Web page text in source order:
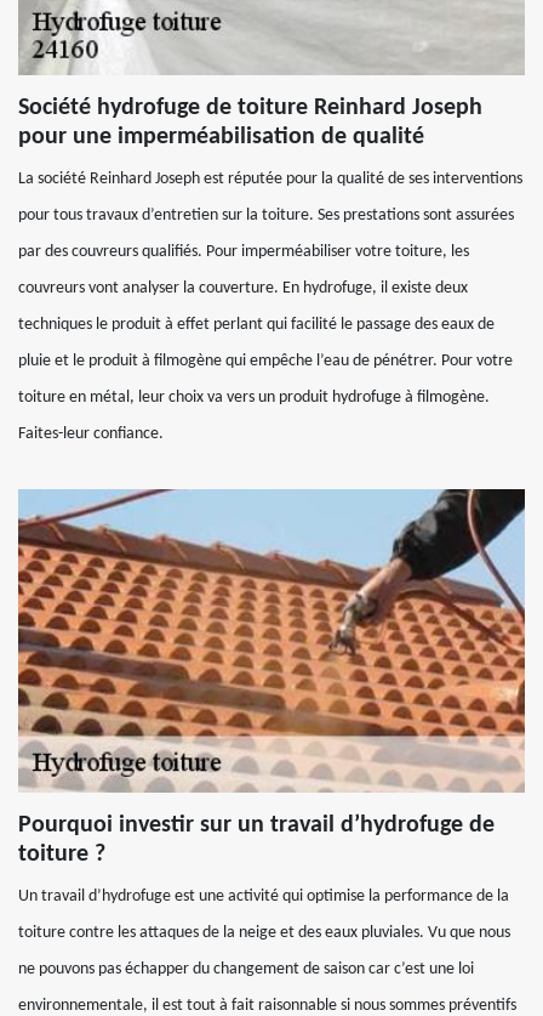
Société hydrofuge de toiture Reinhard Joseph
pour une imperméabilisation de qualité
La société Reinhard Joseph est réputée pour la qualité de ses interventions
pour tous travaux d’entretien sur la toiture. Ses prestations sont assurées
par des couvreurs qualifiés. Pour imperméabiliser votre toiture, les
couvreurs vont analyser la couverture. En hydrofuge, il existe deux
techniques le produit à effet perlant qui facilité le passage des eaux de
pluie et le produit à filmogène qui empêche l’eau de pénétrer. Pour votre
toiture en métal, leur choix va vers un produit hydrofuge à filmogène.
Faites-leur confiance.
Pourquoi investir sur un travail d’hydrofuge de
toiture ?
Un travail d’hydrofuge est une activité qui optimise la performance de la
toiture contre les attaques de la neige et des eaux pluviales. Vu que nous
ne pouvons pas échapper du changement de saison car c’est une loi
environnementale, il est tout à fait raisonnable si nous sommes préventifs